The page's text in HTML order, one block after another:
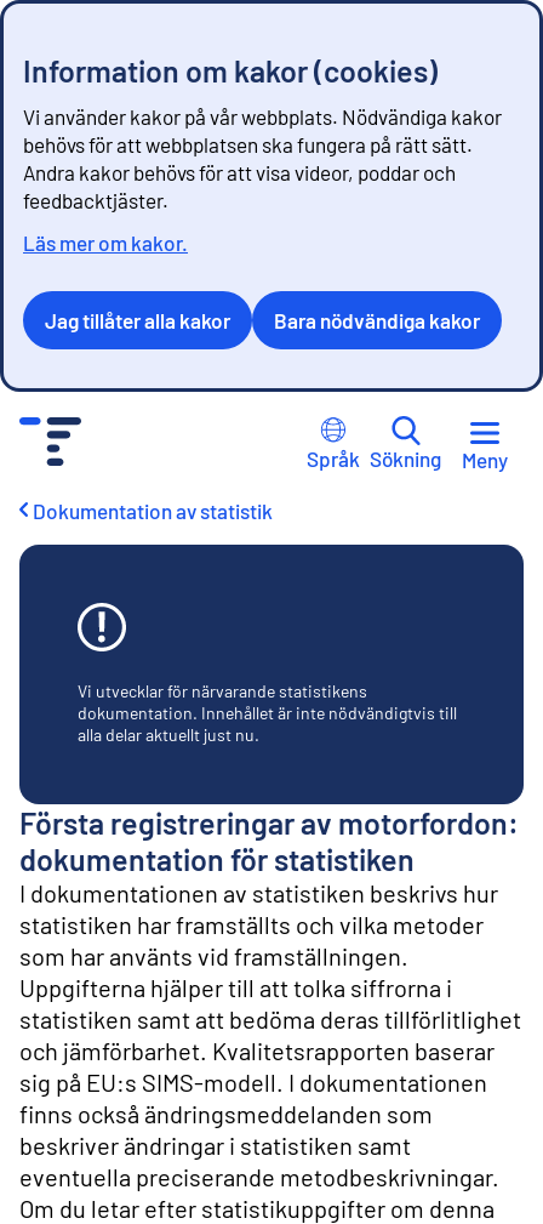
Information om kakor (cookies)
Vi använder kakor på vår webbplats. Nödvändiga kakor
behövs för att webbplatsen ska fungera på rätt sätt.
Andra kakor behövs för att visa videor, poddar och
feedbacktjäster.
Läs mer om kakor.
Jag tillåter alla kakor Bara nödvändiga kakor
Språk Sökning Meny
Dokumentation av statistik
Vi utvecklar för närvarande statistikens
dokumentation. Innehållet är inte nödvändigtvis till
alla delar aktuellt just nu.
Första registreringar av motorfordon:
dokumentation för statistiken
I dokumentationen av statistiken beskrivs hur
statistiken har framställts och vilka metoder
som har använts vid framställningen.
Uppgifterna hjälper till att tolka siffrorna i
statistiken samt att bedöma deras tillförlitlighet
och jämförbarhet. Kvalitetsrapporten baserar
sig på EU:s SIMS-modell. I dokumentationen
finns också ändringsmeddelanden som
beskriver ändringar i statistiken samt
eventuella preciserande metodbeskrivningar.
Om du letar efter statistikuppgifter om denna